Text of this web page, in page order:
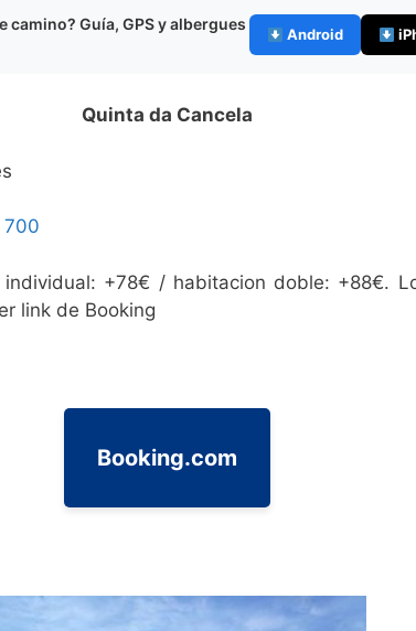
camino? Guía, GPS y albergues
Android
Quinta da Cancela
700‬
+78€ / habitacion doble: +88€.
link de Booking
Booking.com